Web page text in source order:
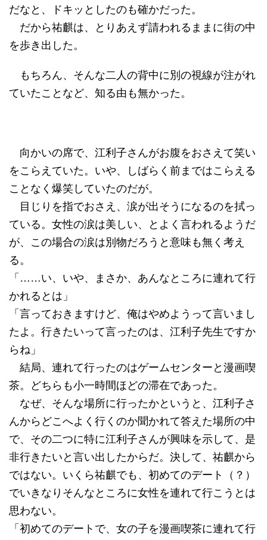
だなと、ドキッとしたのも確かだった。
だから祐麒は、とりあえず請われるままに街の中
を歩き出した。
もちろん、そんな二人の背中に別の視線が注がれ
ていたことなど、知る由も無かった。
向かいの席で、江利子さんがお腹をおさえて笑い
をこらえていた。いや、しばらく前まではこらえる
ことなく爆笑していたのだが。
目じりを指でおさえ、涙が出そうになるのを拭っ
ている。女性の涙は美しい、とよく言われるようだ
が、この場合の涙は別物だろうと意味も無く考え
る。
「……い、いや、まさか、あんなところに連れて行
かれるとは」
「言っておきますけど、俺はやめようって言いまし
たよ。行きたいって言ったのは、江利子先生ですか
らね」
結局、連れて行ったのはゲームセンターと漫画喫
茶。どちらも小一時間ほどの滞在であった。
なぜ、そんな場所に行ったかというと、江利子さ
んからどこへよく行くのか聞かれて答えた場所の中
で、その二つに特に江利子さんが興味を示して、是
非行きたいと言い出したからだ。決して、祐麒から
ではない。いくら祐麒でも、初めてのデート（？）
でいきなりそんなところに女性を連れて行こうとは
思わない。
「初めてのデートで、女の子を漫画喫茶に連れて行